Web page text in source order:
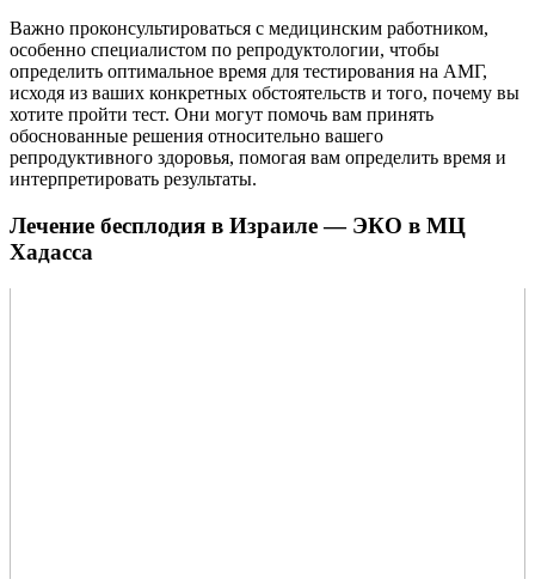
Важно проконсультироваться с медицинским работником,
особенно специалистом по репродуктологии, чтобы
определить оптимальное время для тестирования на АМГ,
исходя из ваших конкретных обстоятельств и того, почему вы
хотите пройти тест. Они могут помочь вам принять
обоснованные решения относительно вашего
репродуктивного здоровья, помогая вам определить время и
интерпретировать результаты.
Лечение бесплодия в Израиле — ЭКО в МЦ
Хадасса